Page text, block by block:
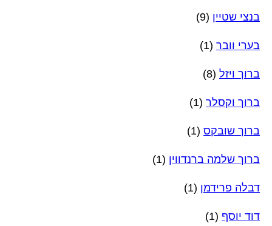
בנצי שטיין (9)
בערי וובר (1)
ברוך ויזל (8)
ברוך וקסלר (1)
ברוך שובקס (1)
ברוך שלמה ברנדווין (1)
דבלה פרידמן (1)
דוד יוסף (1)